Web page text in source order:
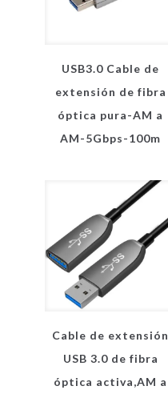
USB3.0 Cable de
extensión de fibra
óptica pura-AM a
AM-5Gbps-100m
Cable de extensión
USB 3.0 de fibra
óptica activa,AM a